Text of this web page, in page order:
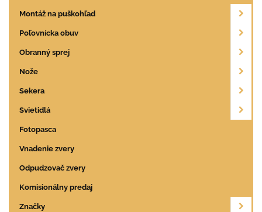
Montáž na puškohľad
Poľovnícka obuv
Obranný sprej
Nože
Sekera
Svietidlá
Fotopasca
Vnadenie zvery
Odpudzovač zvery
Komisionálny predaj
Značky